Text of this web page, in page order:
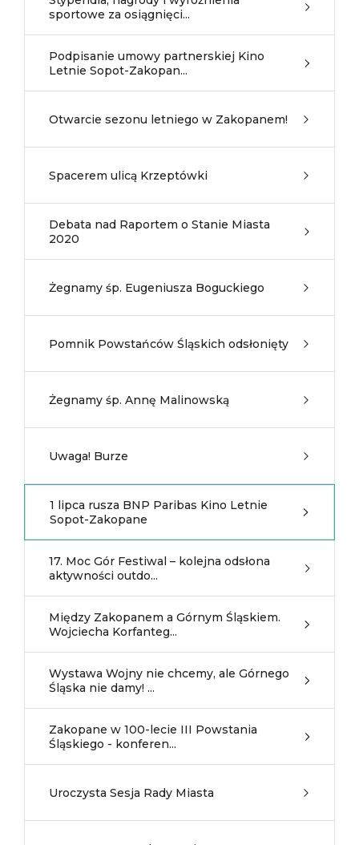
sportowe za osiągnięci...
Podpisanie umowy partnerskiej Kino
Letnie Sopot-Zakopan...
Otwarcie sezonu letniego w Zakopanem!
Spacerem ulicą Krzeptówki
Debata nad Raportem o Stanie Miasta
2020
Żegnamy śp. Eugeniusza Boguckiego
Pomnik Powstańców Śląskich odsłonięty
Żegnamy śp. Annę Malinowską
Uwaga! Burze
1 lipca rusza BNP Paribas Kino Letnie
Sopot-Zakopane
17. Moc Gór Festiwal – kolejna odsłona
aktywności outdo...
Między Zakopanem a Górnym Śląskiem.
Wojciecha Korfanteg...
Wystawa Wojny nie chcemy, ale Górnego
Śląska nie damy! ...
Zakopane w 100-lecie III Powstania
Śląskiego - konferen...
Uroczysta Sesja Rady Miasta